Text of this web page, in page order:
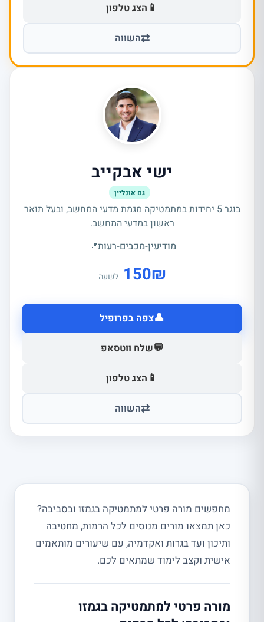
📱 הצג טלפון
⇄השווה
ישי אבקייב
גם אונליין
בוגר 5 יחידות במתמטיקה מגמת מדעי המחשב, ובעל תואר
ראשון במדעי המחשב.
מודיעין-מכבים-רעות📍
₪
150 לשעה
👤צפה בפרופיל
💬שלח ווטסאפ
📱 הצג טלפון
⇄השווה
מחפשים מורה פרטי למתמטיקה בגמזו ובסביבה?
כאן תמצאו מורים מנוסים לכל הרמות, מחטיבה
ותיכון ועד בגרות ואקדמיה, עם שיעורים מותאמים
אישית וקצב לימוד שמתאים לכם.
מורה פרטי למתמטיקה בגמזו